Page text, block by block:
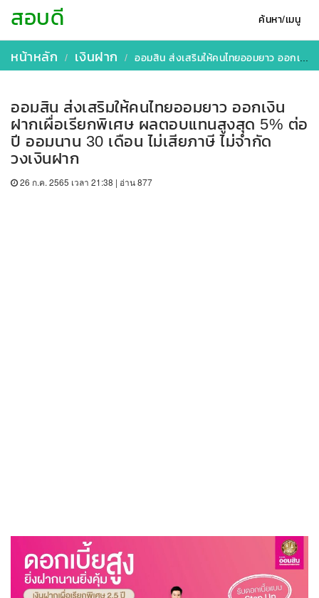
ค้นหา/เมนู
สอบดี
หน้าหลัก เงินฝาก ออมสิน ส่งเสริมให้คนไทยออมยาว ออกเงินฝากเผื่อเรียกพิเศษ ผลตอบแทนสูงสุด 5% ต่อปี ออมนาน 30 เดือน ไม่เสียภาษี ไม่จำกัดวงเงินฝาก
ออมสิน ส่งเสริมให้คนไทยออมยาว ออกเงิน
ฝากเผื่อเรียกพิเศษ ผลตอบแทนสูงสุด 5% ต่อ
ปี ออมนาน 30 เดือน ไม่เสียภาษี ไม่จำกัด
วงเงินฝาก
26 ก.ค. 2565 เวลา 21:38 | อ่าน 877